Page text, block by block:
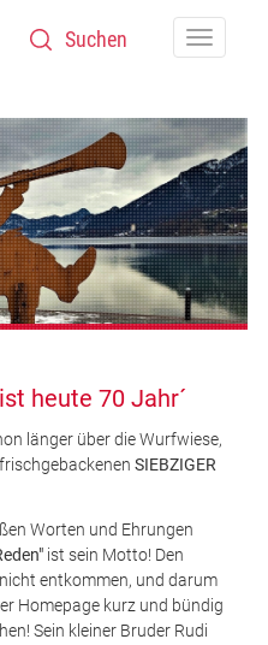
heute 70 Jahr´
länger über die Wurfwiese,
SIEBZIGER
Worten und Ehrungen
ist sein Motto! Den
entkommen, und darum
Homepage kurz und bündig
Sein kleiner Bruder Rudi